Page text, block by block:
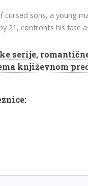
cursed sons, a young
21, confronts his fate
serije,
književnom